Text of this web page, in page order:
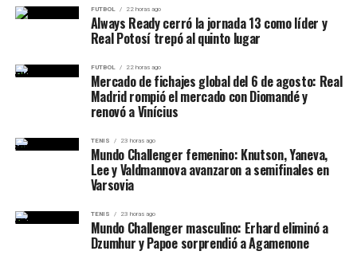
hay cambios oficiales en la política estadounidense hacia
Siria”, dejando en claro que se trata, por ahora, de una
Un gesto electoral en plena campaña
elecciones presidenciales estadounidenses. Trump ha
intensificado su discurso antiintervencionista y ha
prometido revertir lo que llama “la diplomacia fallida
a un electorado cansado de las guerras y del rol
militarista de EE.UU. en el mundo.
FUTBOL 22 horas ago
Always Ready cerró la jornada 13 como líder y
Real Potosí trepó al quinto lugar
FUTBOL 22 horas ago
Mercado de fichajes global del 6 de agosto: Real
Madrid rompió el mercado con Diomandé y
renovó a Vinícius
TENIS 23 horas ago
Mundo Challenger femenino: Knutson, Yaneva,
Lee y Valdmannova avanzaron a semifinales en
Varsovia
TENIS 23 horas ago
Mundo Challenger masculino: Erhard eliminó a
Dzumhur y Papoe sorprendió a Agamenone